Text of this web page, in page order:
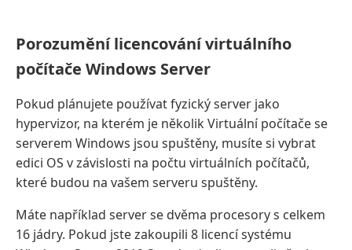
Porozumění licencování virtuálního
počítače Windows Server
Pokud plánujete používat fyzický server jako
hypervizor, na kterém je několik Virtuální počítače se
serverem Windows jsou spuštěny, musíte si vybrat
edici OS v závislosti na počtu virtuálních počítačů,
které budou na vašem serveru spuštěny.
Máte například server se dvěma procesory s celkem
16 jádry. Pokud jste zakoupili 8 licencí systému